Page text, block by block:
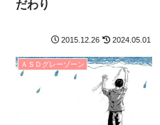
だわり
2015.12.26 2024.05.01
ＡＳＤグレーゾーン